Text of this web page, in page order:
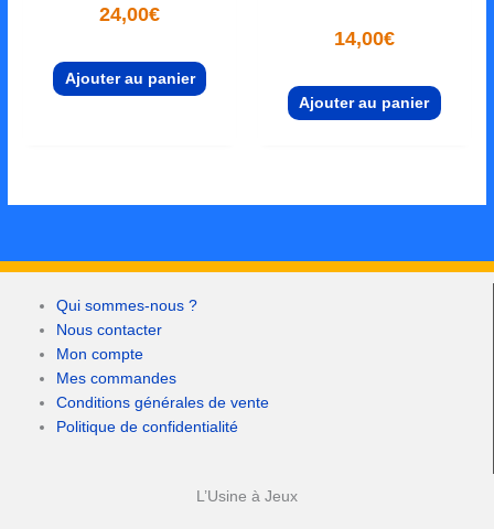
24,00€
Ajouter au panier
14,00€
Ajouter au panier
Qui sommes-nous ?
Nous contacter
Mon compte
Mes commandes
Conditions générales de vente
Politique de confidentialité
L’Usine à Jeux